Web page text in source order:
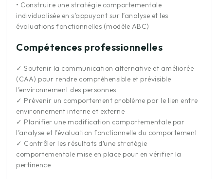
• Construire une stratégie comportementale
individualisée en s’appuyant sur l’analyse et les
évaluations fonctionnelles (modèle ABC)
Compétences professionnelles
✓ Soutenir la communication alternative et améliorée
(CAA) pour rendre compréhensible et prévisible
l’environnement des personnes
✓ Prévenir un comportement problème par le lien entre
environnement interne et externe
✓ Planifier une modification comportementale par
l’analyse et l’évaluation fonctionnelle du comportement
✓ Contrôler les résultats d’une stratégie
comportementale mise en place pour en vérifier la
pertinence